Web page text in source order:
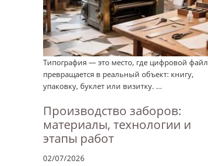
Типография — это место, где цифровой файл
превращается в реальный объект: книгу,
упаковку, буклет или визитку. ...
Производство заборов:
материалы, технологии и
этапы работ
02/07/2026